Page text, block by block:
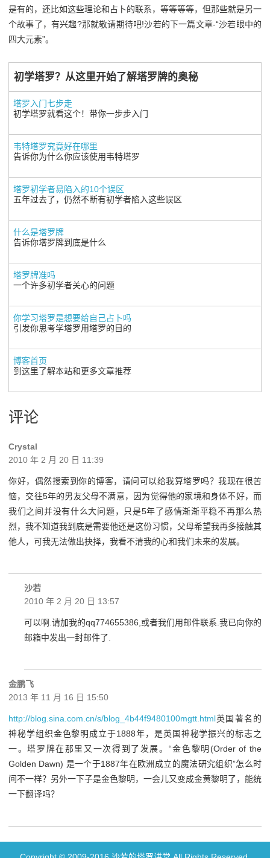
是有的，还比如这些理论和占卜的联系，等等等等，但那些就是另一
个故事了，有兴趣?那就敬请期待吧!沙若的下一篇文章-“沙若眼中的
四大元素”。
初学塔罗？从这里开始了解塔罗牌的奥秘
塔罗入门七步走
初学塔罗就看这个！带你一步步入门
韦特塔罗究竟好在哪里
告诉你为什么你应该使用韦特塔罗
塔罗初学者易陷入的10个误区
五年过去了，仍然不断有初学者陷入这些误区
什么是塔罗牌
告诉你塔罗牌到底是什么
塔罗牌准吗
一个许多初学者关心的问题
你学习塔罗是想要给自己占卜吗
引发你思考学塔罗用塔罗的目的
博客首页
到这里了解本站和更多文章推荐
评论
Crystal
2010 年 2 月 20 日 11:39
你好，偶然搜索到你的博客，请问可以给我算塔罗吗？我现在很苦
恼，交往5年的男友父母不满意，因为觉得他的家境和身体不好，而
我们之间并没有什么大问题，只是5年了感情渐渐平稳不再那么热
烈，我不知道我到底是需要他还是这份习惯，父母希望我再多接触其
他人，可我无法做出抉择，我看不清我的心和我们未来的发展。
沙若
2010 年 2 月 20 日 13:57
可以啊.请加我的qq774655386,或者我们用邮件联系.我已向你的
邮箱中发出一封邮件了.
金鹏飞
2013 年 11 月 16 日 15:50
http://blog.sina.com.cn/s/blog_4b44f9480100mgtt.html英国著名的
神秘学组织金色黎明成立于1888年，是英国神秘学振兴的标志之
一。塔罗牌在那里又一次得到了发展。“金色黎明(Order of the
Golden Dawn) 是一个于1887年在欧洲成立的魔法研究组织”怎么时
间不一样？另外一下子是金色黎明，一会儿又变成金黄黎明了，能统
一下翻译吗？